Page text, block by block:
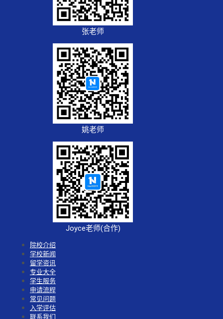
张老师
姚老师
Joyce老师(合作)
院校介绍
学校新闻
留学资讯
专业大全
学生服务
申请流程
常见问题
入学评估
联系我们